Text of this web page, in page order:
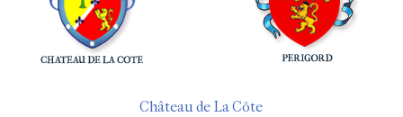
Château de La Côte